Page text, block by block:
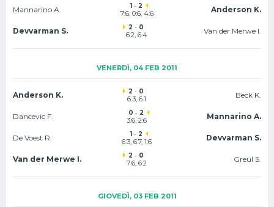
Mannarino A. 1- 2
7:6, 0:6, 4:6 Anderson K.
Devvarman S. 2 - 0
6:2, 6:4 Van der Merwe I.
VENERDÌ, 04 FEB 2011
Anderson K. 2 - 0
6:3, 6:1 Beck K.
Dancevic F. 0 - 2
3:6, 2:6 Mannarino A.
De Voest R. 1- 2
6:3, 6:7, 1:6 Devvarman S.
Van der Merwe I. 2 - 0
7:6, 6:2 Greul S.
GIOVEDÌ, 03 FEB 2011